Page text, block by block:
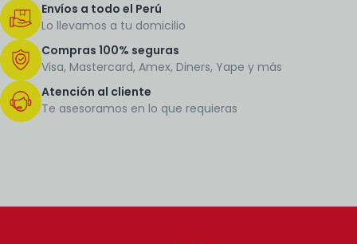
Envíos a todo el Perú
Lo llevamos a tu domicilio
Compras 100% seguras
Visa, Mastercard, Amex, Diners, Yape y más
Atención al cliente
Te asesoramos en lo que requieras